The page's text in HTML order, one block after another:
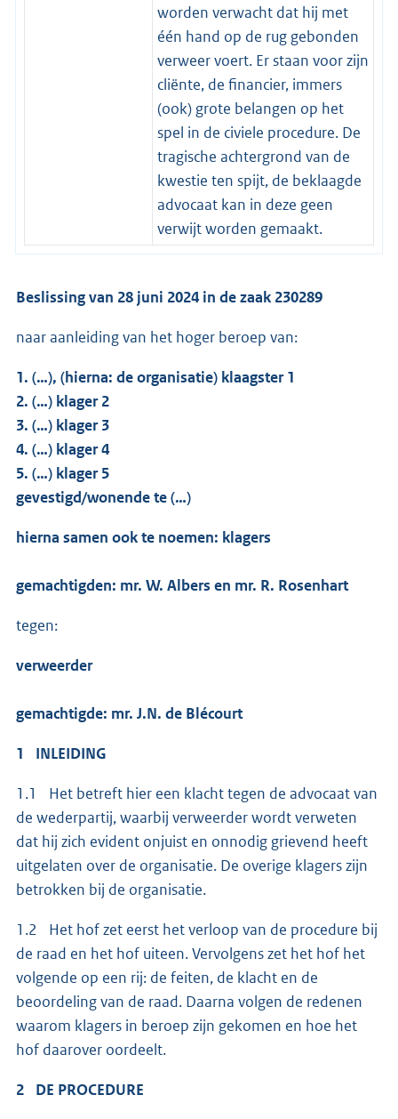
worden verwacht dat hij met
één hand op de rug gebonden
verweer voert. Er staan voor zijn
cliënte, de financier, immers
(ook) grote belangen op het
spel in de civiele procedure. De
tragische achtergrond van de
kwestie ten spijt, de beklaagde
advocaat kan in deze geen
verwijt worden gemaakt.
Beslissing van 28 juni 2024 in de zaak 230289
naar aanleiding van het hoger beroep van:
1. (…), (hierna: de organisatie) klaagster 1
2. (…) klager 2
3. (…) klager 3
4. (…) klager 4
5. (…) klager 5
gevestigd/wonende te (…)
hierna samen ook te noemen: klagers
gemachtigden: mr. W. Albers en mr. R. Rosenhart
tegen:
verweerder
gemachtigde: mr. J.N. de Blécourt
1 INLEIDING
1.1 Het betreft hier een klacht tegen de advocaat van
de wederpartij, waarbij verweerder wordt verweten
dat hij zich evident onjuist en onnodig grievend heeft
uitgelaten over de organisatie. De overige klagers zijn
betrokken bij de organisatie.
1.2 Het hof zet eerst het verloop van de procedure bij
de raad en het hof uiteen. Vervolgens zet het hof het
volgende op een rij: de feiten, de klacht en de
beoordeling van de raad. Daarna volgen de redenen
waarom klagers in beroep zijn gekomen en hoe het
hof daarover oordeelt.
2 DE PROCEDURE